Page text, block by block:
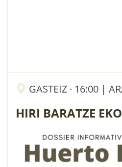
GASTEIZ · 16:00 |
HIRI BARATZE